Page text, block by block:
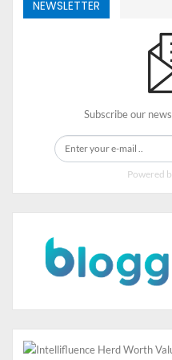
adanya aplikasi UT
mengakses seluruh
Sebagai pengguna dari
aplikasi UT Connect ini
bagaimana? Cukup buka
Android, pengguna iOS
Connect karena telah
apalagi, kunjungi Play
miliki aplikasi UT Connect
terbaik hanya
NEWSLETTER
Subscribe our
Powered